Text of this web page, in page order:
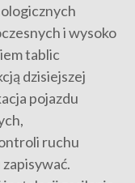
i wysoko
tablic
dzisiejszej
pojazdu
ruchu